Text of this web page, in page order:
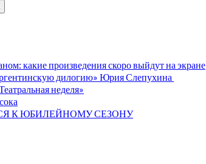
какие произведения скоро выйдут на экране
дилогию» Юрия Слепухина
неделя»
К ЮБИЛЕЙНОМУ СЕЗОНУ